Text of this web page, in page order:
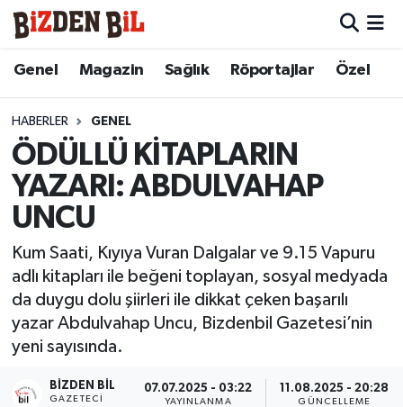
Genel Magazin Sağlık Röportajlar Özel
HABERLER GENEL
ÖDÜLLÜ KİTAPLARIN
YAZARI: ABDULVAHAP
UNCU
Kum Saati, Kıyıya Vuran Dalgalar ve 9.15 Vapuru
adlı kitapları ile beğeni toplayan, sosyal medyada
da duygu dolu şiirleri ile dikkat çeken başarılı
yazar Abdulvahap Uncu, Bizdenbil Gazetesi’nin
yeni sayısında.
BIZDEN BIL
GAZETECI
07.07.2025 - 03:22
YAYINLANMA
11.08.2025 - 20:28
GÜNCELLEME
Hava Durumu
Trafik Durumu
Süper Lig Puan Durumu ve Fikstür
Tüm Manşetler
Son Dakika Haberleri
Haber Arşivi